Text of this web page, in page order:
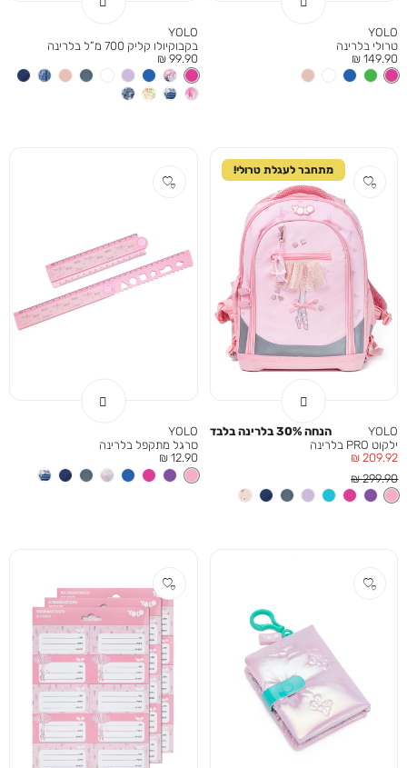
YOLO
טרולי בלרינה
מחיר
מוצר
149.90 ₪
YOLO
בקבוקיולו קליק 700 מ”ל בלרינה
מחיר
מוצר
99.90 ₪
מתחבר לעגלת טרולי!
YOLO
הנחה 30% בלרינה בלבד
ילקוט PRO בלרינה
מחיר
מוצר
209.92 ₪
מחיר
רגיל
299.90 ₪
YOLO
סרגל מתקפל בלרינה
מחיר
מוצר
12.90 ₪